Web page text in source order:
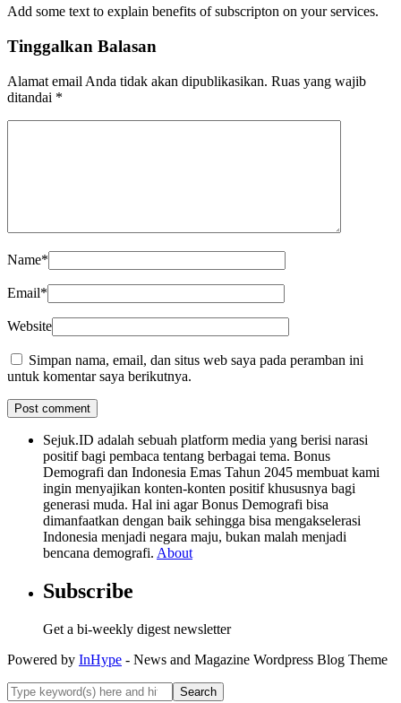
Add some text to explain benefits of subscripton on your services.
Tinggalkan Balasan
Alamat email Anda tidak akan dipublikasikan. Ruas yang wajib
ditandai *
Name*
Email*
Website
Simpan nama, email, dan situs web saya pada peramban ini
untuk komentar saya berikutnya.
Sejuk.ID adalah sebuah platform media yang berisi narasi
positif bagi pembaca tentang berbagai tema. Bonus
Demografi dan Indonesia Emas Tahun 2045 membuat kami
ingin menyajikan konten-konten positif khususnya bagi
generasi muda. Hal ini agar Bonus Demografi bisa
dimanfaatkan dengan baik sehingga bisa mengakselerasi
Indonesia menjadi negara maju, bukan malah menjadi
bencana demografi. About
Subscribe
Get a bi-weekly digest newsletter
Powered by InHype - News and Magazine Wordpress Blog Theme